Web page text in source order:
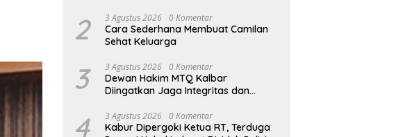
2 3 Agustus 2026 0 Komentar
Cara Sederhana Membuat Camilan
Sehat Keluarga
3 3 Agustus 2026 0 Komentar
Dewan Hakim MTQ Kalbar
Diingatkan Jaga Integritas dan
4 3 Agustus 2026 0 Komentar
Kabur Dipergoki Ketua RT, Terduga